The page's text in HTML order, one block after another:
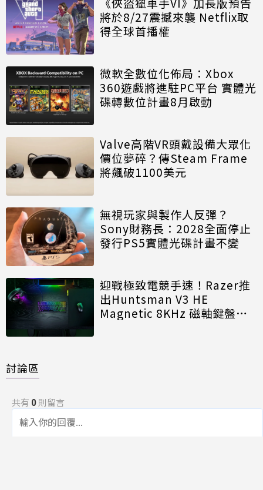
將於8/27震撼來襲 Netflix取
得全球首播權
微軟全數位化佈局：Xbox
360遊戲將進駐PC平台 實體光
碟轉數位計畫8月啟動
Valve高階VR頭戴設備大眾化
價位夢碎？傳Steam Frame
將飆破1100美元
無視玩家與製作人反彈？
Sony財務長：2028全面停止
發行PS5實體光碟計畫不變
迎戰極致電競手速！Razer推
出Huntsman V3 HE
Magnetic 8KHz 磁軸鍵盤效
討論區
共有 0則留言